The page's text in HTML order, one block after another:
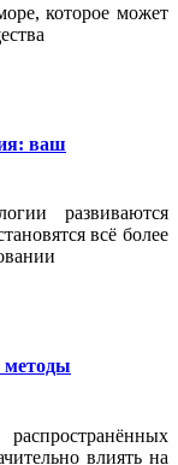
которое может
ваш
развиваются
всё более
методы
влиять на